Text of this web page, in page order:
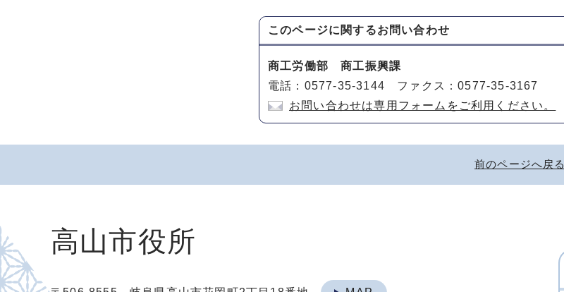
このページに関するお問い合わせ
商工労働部 商工振興課
電話：0577-35-3144 ファクス：0577-35-3167
お問い合わせは専用フォームをご利用ください。
前のページへ戻る
高山市役所